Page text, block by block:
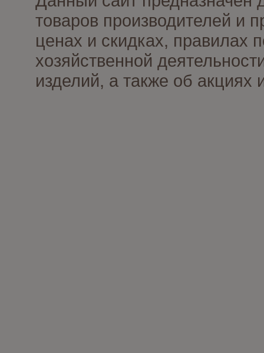
товаров производителей и
ценах и скидках, правилах
хозяйственной
изделий, а также об